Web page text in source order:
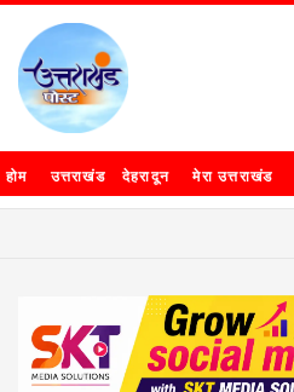
होम उत्तराखंड देहरादून मेरा उत्तराखंड